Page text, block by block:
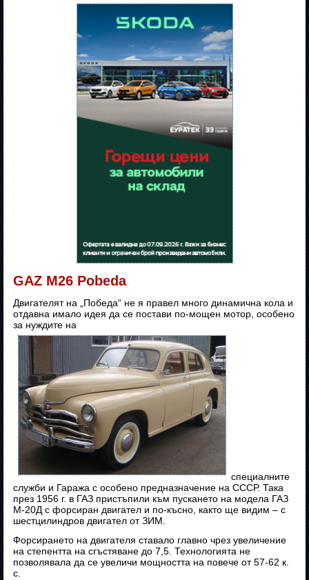
GAZ M26 Pobeda
Двигателят на „Победа“ не я правел много динамична кола и
отдавна имало идея да се постави по-мощен мотор, особено
за нуждите на
специалните
служби и Гаража с особено предназначение на СССР. Така
през 1956 г. в ГАЗ пристъпили към пускането на модела ГАЗ
М-20Д с форсиран двигател и по-късно, както ще видим – с
шестцилиндров двигател от ЗИМ.
Форсирането на двигателя ставало главно чрез увеличение
на степентта на сгъстяване до 7,5. Технологията не
позволявала да се увеличи мощността на повече от 57-62 к.
с.